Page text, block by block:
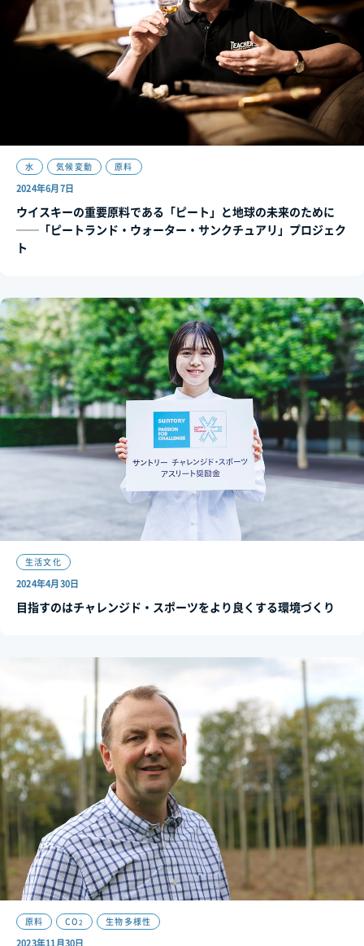
水 気候変動 原料
2024年6月7日
ウイスキーの重要原料である「ピート」と地球の未来のために
──「ピートランド・ウォーター・サンクチュアリ」プロジェク
ト
生活文化
2024年4月30日
目指すのはチャレンジド・スポーツをより良くする環境づくり
原料 CO2 生物多様性